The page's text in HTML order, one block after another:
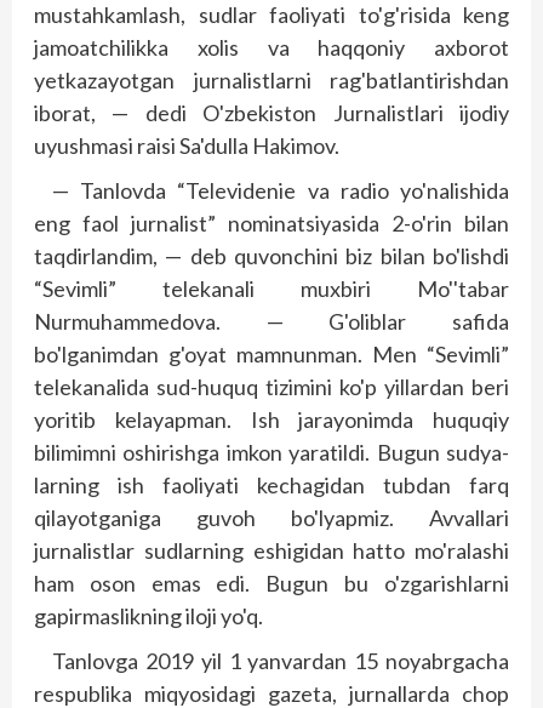
mustahkamlash, sudlar faoliyati to'g'risida keng
jamoatchilikka xolis va haqqoniy axborot
yetkazayotgan jurnalistlarni rag'batlantirishdan
iborat, — dedi O'zbekiston Jurnalistlari ijodiy
uyushmasi raisi Sa'dulla Hakimov.
— Tanlovda “Televidenie va radio yo'nalishida
eng faol jurnalist” nominatsiyasida 2-o'rin bilan
taqdirlandim, — deb quvonchini biz bilan bo'lishdi
“Sevimli” telekanali muxbiri Mo''tabar
Nurmuhammedova. — G'oliblar safida
bo'lganimdan g'oyat mamnunman. Men “Sevimli”
telekanalida sud-huquq tizimini ko'p yillardan beri
yoritib kelayapman. Ish jarayonimda huquqiy
bilimimni oshirishga imkon yaratildi. Bugun sudya­
larning ish faoliyati kechagidan tubdan farq
qilayotganiga guvoh bo'lyapmiz. Avvallari
jurnalistlar sudlarning eshigidan hatto mo'ralashi
ham oson emas edi. Bugun bu o'zgarishlarni
gapirmaslikning iloji yo'q.
Tanlovga 2019 yil 1 yanvardan 15 noyabrgacha
respublika miqyosidagi gazeta, jurnallarda chop